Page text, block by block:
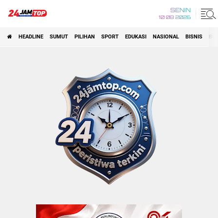
SENIN
10 08 2026
HEADLINE SUMUT PILIHAN SPORT EDUKASI NASIONAL BISNIS